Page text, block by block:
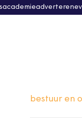
academieadverteren
bestuur en